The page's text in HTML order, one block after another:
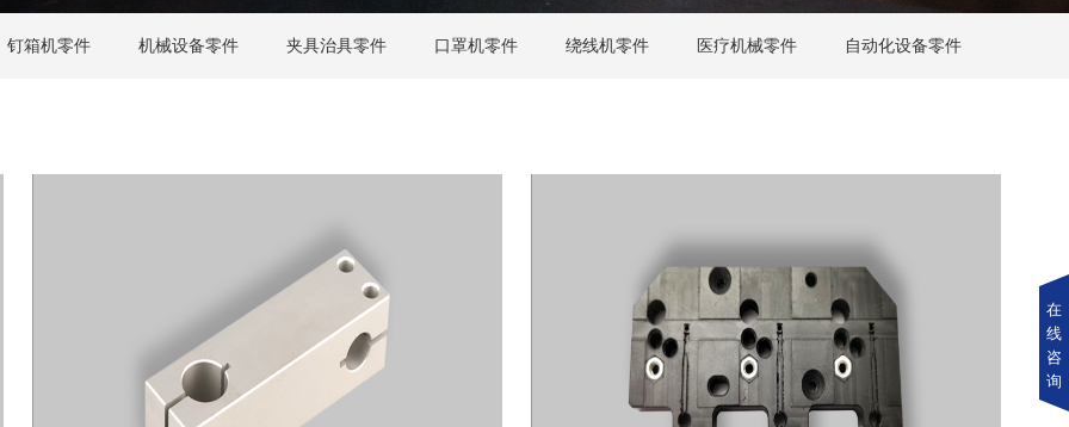
钉箱机零件 机械设备零件 夹具治具零件 口罩机零件 绕线机零件 医疗机械零件 自动化设备零件
在
线
咨
询